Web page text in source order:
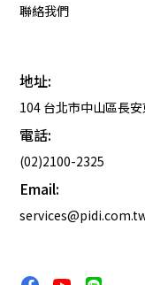
聯絡我們
地址:
104 台北市中山區長
電話:
(02)2100-2325
Email: